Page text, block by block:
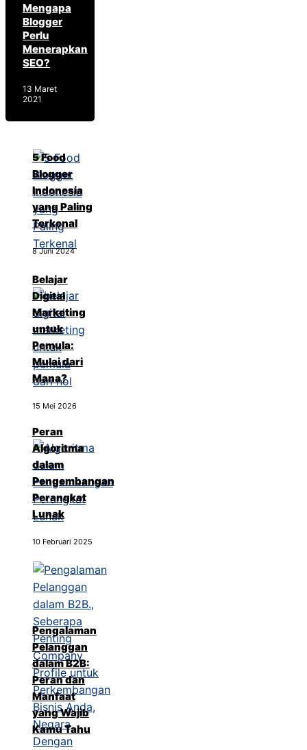
Mengapa
Blogger
Perlu
Menerapkan
SEO?
13 Maret
2021
5 Food
Blogger
Indonesia
yang Paling
Terkenal
8 Juni 2024
Belajar
Digital
Marketing
untuk
Pemula:
Mulai dari
Mana?
15 Mei 2026
Peran
Algoritma
dalam
Pengembangan
Perangkat
Lunak
10 Februari 2025
Pengalaman
Pelanggan
dalam B2B:
Peran dan
Manfaat
yang Wajib
Kamu Tahu